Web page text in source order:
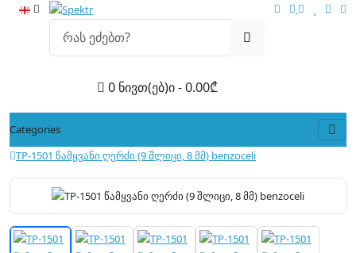
0 ნივთ(ებ)ი - 0.00₾
Categories
TP-1501 წამყვანი ღერძი (9 შლიცი, 8 მმ) benzoceli